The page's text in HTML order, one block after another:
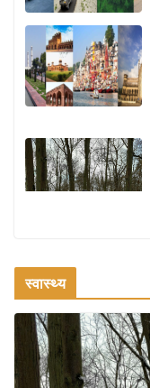
ऑफबीट समर
August 2, 2026
स्वास्थ्य